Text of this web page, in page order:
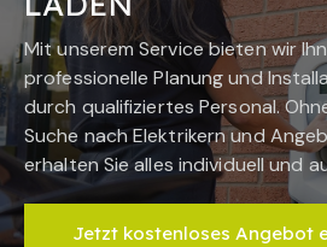
Mit unserem Service bieten wir
professionelle Planung und
durch qualifiziertes Personal.
Suche nach Elektrikern und
erhalten Sie alles individuell und
Jetzt kostenloses Angebot